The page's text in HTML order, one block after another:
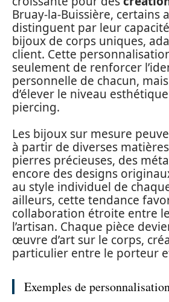
Bruay-la-Buissière, certains
distinguent par leur
bijoux de corps uniques,
client. Cette
seulement de renforcer
personnelle de chacun,
d’élever le niveau
piercing.
Les bijoux sur mesure
à partir de diverses
pierres précieuses, des
encore des designs
au style individuel de
ailleurs, cette tendance
collaboration étroite entre
l’artisan. Chaque pièce
œuvre d’art sur le corps,
particulier entre le porteur
Exemples de